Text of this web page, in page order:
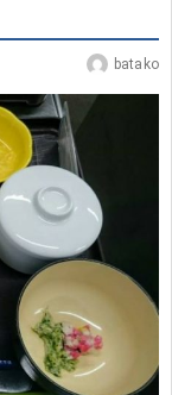
batako